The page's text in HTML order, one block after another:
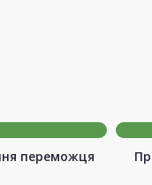
переможця